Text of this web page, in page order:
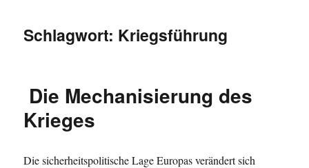
Schlagwort: Kriegsführung
Die Mechanisierung des
Krieges
Die sicherheitspolitische Lage Europas verändert sich